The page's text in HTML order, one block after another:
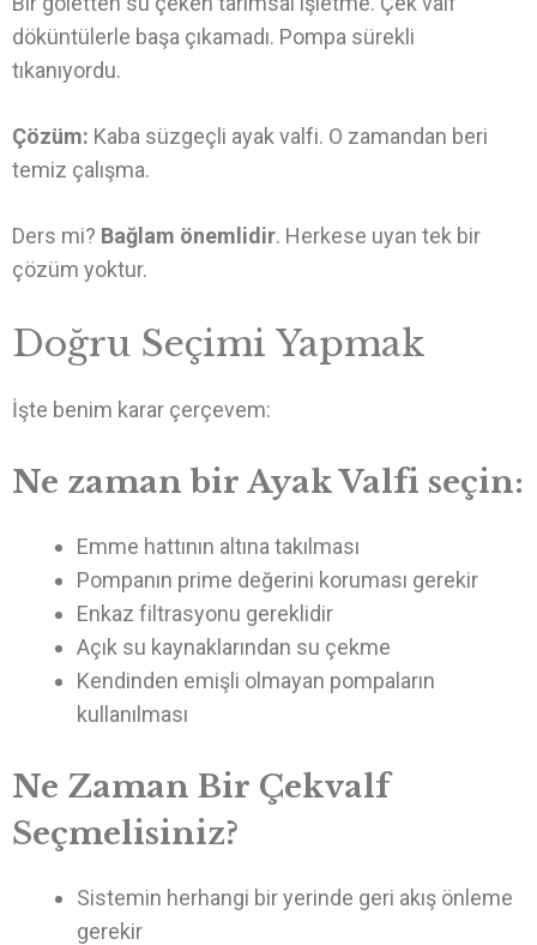
döküntülerle başa çıkamadı. Pompa sürekli
tıkanıyordu.
Çözüm: Kaba süzgeçli ayak valfi. O zamandan beri
temiz çalışma.
Ders mi? Bağlam önemlidir. Herkese uyan tek bir
çözüm yoktur.
Doğru Seçimi Yapmak
İşte benim karar çerçevem:
Ne zaman bir Ayak Valfi seçin:
Emme hattının altına takılması
Pompanın prime değerini koruması gerekir
Enkaz filtrasyonu gereklidir
Açık su kaynaklarından su çekme
Kendinden emişli olmayan pompaların
kullanılması
Ne Zaman Bir Çekvalf
Seçmelisiniz?
Sistemin herhangi bir yerinde geri akış önleme
gerekir